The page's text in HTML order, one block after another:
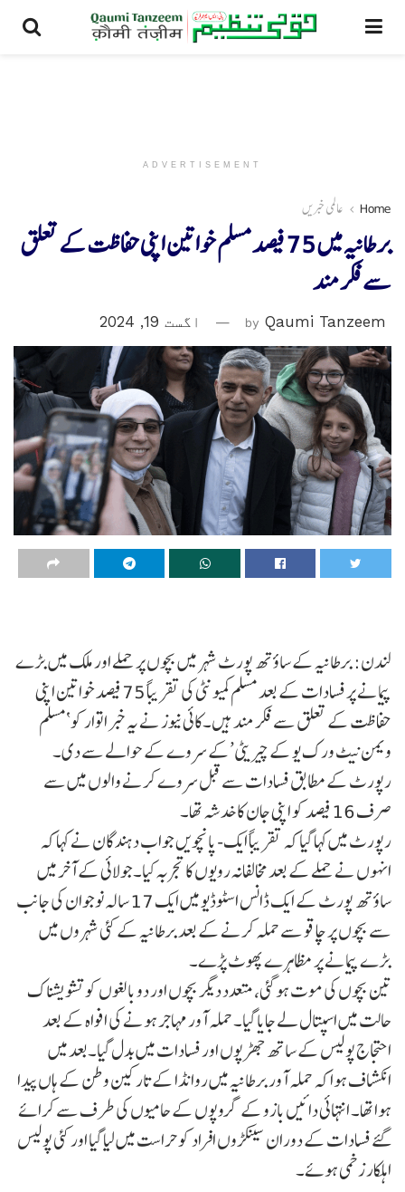
ADVERTISEMENT
Home عالمی خبریں
برطانیہ میں 75 فیصد مسلم خواتین اپنی حفاظت کے تعلق
سے فکر مند
by Qaumi Tanzeem اگست 19, 2024
لندن: برطانیہ کے ساؤتھ پورٹ شہر میں بچوں پر حملے اور ملک میں بڑے
پیمانے پر فسادات کے بعد مسلم کمیونٹی کی تقریباً 75 فیصد خواتین اپنی
حفاظت کے تعلق سے فکر مند ہیں۔کائی نیوز نے یہ خبر اتوار کو‘مسلم
ویمن نیٹ ورک یو کے چیریٹی’کے سروے کے حوالے سے دی۔
رپورٹ کے مطابق فسادات سے قبل سروے کرنے والوں میں سے
صرف 16 فیصد کو اپنی جان کا خدشہ تھا۔
رپورٹ میں کہا گیا کہ تقریباً ایک- پانچویں جواب دہندگان نے کہا کہ
انہوں نے حملے کے بعد مخالفانہ رویوں کا تجربہ کیا۔جولائی کے آخر میں
ساؤتھ پورٹ کے ایک ڈانس اسٹوڈیو میں ایک 17 سالہ نوجوان کی جانب
سے بچوں پر چاقو سے حملہ کرنے کے بعد برطانیہ کے کئی شہروں میں
بڑے پیمانے پر مظاہرے پھوٹ پڑے۔
تین بچوں کی موت ہو گئی، متعدد دیگر بچوں اور دو بالغوں کو تشویشناک
حالت میں اسپتال لے جایا گیا۔ حملہ آور مہاجر ہونے کی افواہ کے بعد
احتجاج پولیس کے ساتھ جھڑپوں اور فسادات میں بدل گیا۔بعد میں
انکشاف ہوا کہ حملہ آور برطانیہ میں روانڈا کے تارکین وطن کے ہاں پیدا
ہوا تھا۔ انتہائی دائیں بازو کے گروپوں کے حامیوں کی طرف سے کرائے
گئے فسادات کے دوران سینکڑوں افراد کو حراست میں لیا گیا اور کئی پولیس
اہلکار زخمی ہوئے۔